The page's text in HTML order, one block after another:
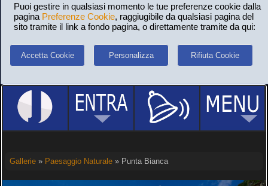
Puoi gestire in qualsiasi momento le tue preferenze cookie dalla
pagina Preferenze Cookie, raggiugibile da qualsiasi pagina del
sito tramite il link a fondo pagina, o direttamente tramite da qui:
Accetta Cookie Personalizza Rifiuta Cookie
Gallerie» Paesaggio Naturale» Punta Bianca